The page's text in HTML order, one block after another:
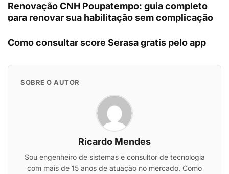
Renovação CNH Poupatempo: guia completo
para renovar sua habilitação sem complicação
Como consultar score Serasa gratis pelo app
SOBRE O AUTOR
Ricardo Mendes
Sou engenheiro de sistemas e consultor de tecnologia
com mais de 15 anos de atuação no mercado. Como